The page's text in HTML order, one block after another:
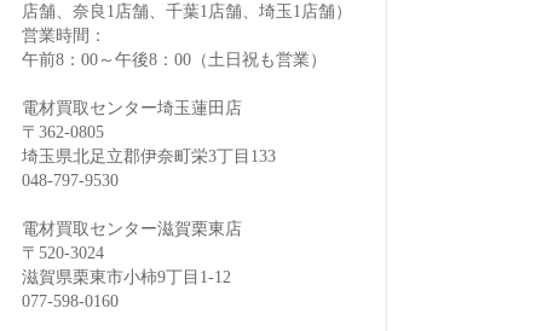
店舗、奈良1店舗、千葉1店舗、埼玉1店舗）
営業時間：
午前8：00～午後8：00（土日祝も営業）
電材買取センター埼玉蓮田店
〒362-0805
埼玉県北足立郡伊奈町栄3丁目133
048-797-9530
電材買取センター滋賀栗東店
〒520-3024
滋賀県栗東市小柿9丁目1-12
077-598-0160